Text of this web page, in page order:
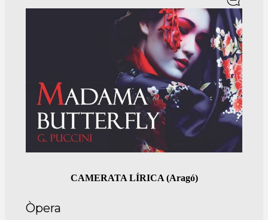
CAMERATA LÍRICA (Aragó)
Òpera